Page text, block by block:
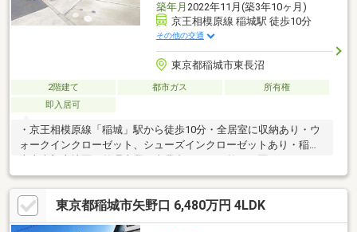
築年月 2022年11月(築3年10ヶ月)
京王相模原線 稲城駅 徒歩10分
その他の交通
東京都稲城市東長沼
2階建て 都市ガス
所有権
即入居可
・京王相模原線「稲城」駅から徒歩10分・全居室に収納あり・ウ
ォークインクローゼット、シューズインクローゼットあり・稲城
東京都稲城市矢野口 6,480万円 4LDK